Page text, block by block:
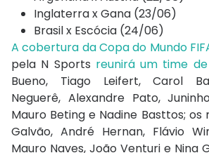
Inglaterra x Gana (23/06)
Brasil x Escócia (24/06)
A cobertura da Copa do Mundo
pela N Sports reunirá um time
Bueno, Tiago Leifert, Carol
Neguerê, Alexandre Pato,
Mauro Beting e Nadine Basttos;
Galvão, André Hernan, Flávio
Mauro Naves, João Venturi e Nina